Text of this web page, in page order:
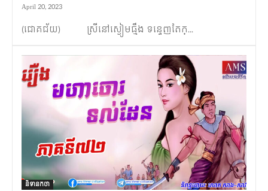
April 20, 2023
(ជោគជ័យ) ស្រីនៅស្ងៀមធ្មឹង ទន្ទេញតែក្...
និទានកថា